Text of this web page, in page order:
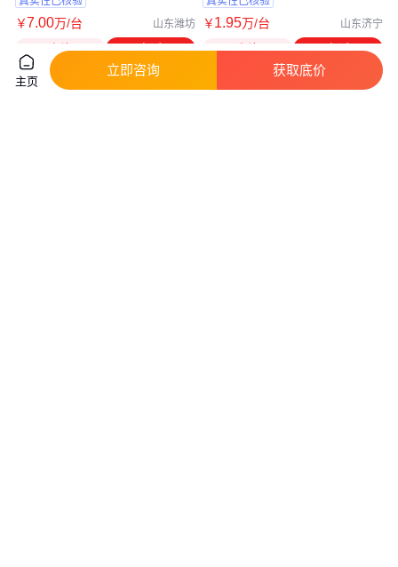
￥7.00万/台 山东潍坊
咨询 电话
￥1.95万/台 山东济宁
咨询 电话
主页
立即咨询 获取底价